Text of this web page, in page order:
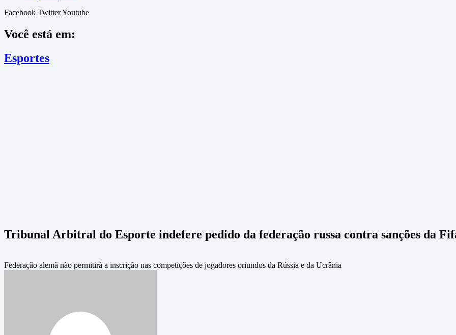
Facebook TwitterYoutube
Você está em:
Esportes
Tribunal Arbitral do Esporte indefere pedido da federação russa contra sanções da
Federação alemã não permitirá a inscrição nas competições de jogadores oriundos da Rússia e da Ucrânia